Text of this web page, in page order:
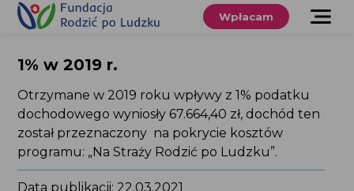
Przewiń
treści
Wspieraj
nas
Twoje prawa
Wpłacam
1% w 2019 r.
Otrzymane w 2019 roku wpływy z 1% podatku
dochodowego wyniosły 67.664,40 zł, dochód ten
został przeznaczony na pokrycie kosztów
programu: „Na Straży Rodzić po Ludzku”.
Data publikacji: 22.03.2021